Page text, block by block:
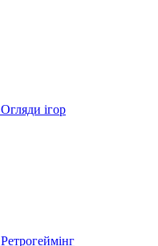
Огляди ігор
Ретрогеймінг